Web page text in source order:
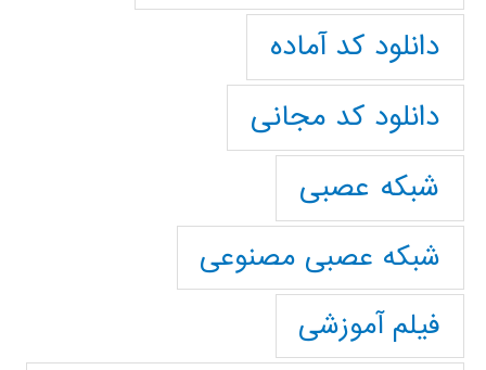
دانلود کد آماده
دانلود کد مجانی
شبکه عصبی
شبکه عصبی مصنوعی
فیلم آموزشی